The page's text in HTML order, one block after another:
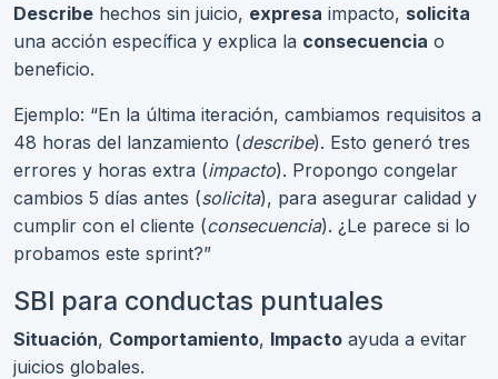
Describe hechos sin juicio, expresa impacto, solicita
una acción específica y explica la consecuencia o
beneficio.
Ejemplo: “En la última iteración, cambiamos requisitos a
48 horas del lanzamiento (describe). Esto generó tres
errores y horas extra (impacto). Propongo congelar
cambios 5 días antes (solicita), para asegurar calidad y
cumplir con el cliente (consecuencia). ¿Le parece si lo
probamos este sprint?”
SBI para conductas puntuales
Situación, Comportamiento, Impacto ayuda a evitar
juicios globales.